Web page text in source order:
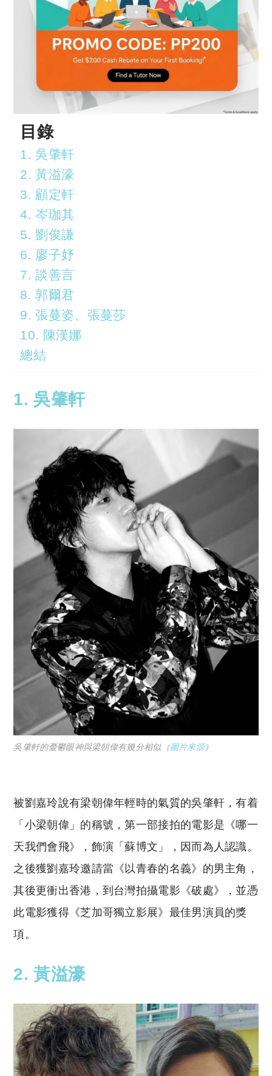
目錄
1. 吳肇軒
2. 黃溢濠
3. 顧定軒
4. 岑珈其
5. 劉俊謙
6. 廖子妤
7. 談善言
8. 郭爾君
9. 張蔓姿、張蔓莎
10. 陳漢娜
總結
1. 吳肇軒
吳肇軒的憂鬱眼神與梁朝偉有幾分相似（圖片來源）
被劉嘉玲說有梁朝偉年輕時的氣質的吳肇軒，有着
「小梁朝偉」的稱號，第一部接拍的電影是《哪一
天我們會飛》，飾演「蘇博文」，因而為人認識。
之後獲劉嘉玲邀請當《以青春的名義》的男主角，
其後更衝出香港，到台灣拍攝電影《破處》，並憑
此電影獲得《芝加哥獨立影展》最佳男演員的獎
項。
2. 黃溢濠